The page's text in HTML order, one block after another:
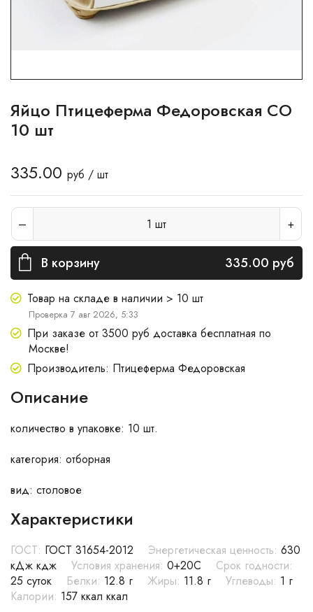
Яйцо Птицеферма Федоровская СО
10 шт
335.00 руб / шт
1 шт
В корзину 335.00 руб
Товар на складе в наличии > 10 шт
Проверка 7 авг 2026, 5:33
При заказе от 3500 руб доставка бесплатная по
Москве!
Производитель: Птицеферма Федоровская
Описание
количество в упаковке: 10 шт.
категория: отборная
вид: столовое
Характеристики
ГОСТ: ГОСТ 31654-2012 Энергетическая ценность: 630
кДж кдж
Условия хранения: 0+20С
Срок годности:
25 суток
Белки: 12.8 г Жиры: 11.8 г Углеводы: 1 г
Калории: 157 ккал ккал